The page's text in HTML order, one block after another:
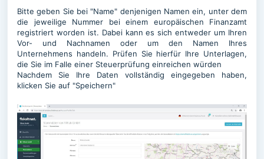
Bitte geben Sie bei "Name" denjenigen Namen ein, unter dem
die jeweilige Nummer bei einem europäischen Finanzamt
registriert worden ist. Dabei kann es sich entweder um Ihren
Vor- und Nachnamen oder um den Namen Ihres
Unternehmens handeln. Prüfen Sie hierfür Ihre Unterlagen,
die Sie im Falle einer Steuerprüfung einreichen würden
Nachdem Sie Ihre Daten vollständig eingegeben haben,
klicken Sie auf "Speichern"